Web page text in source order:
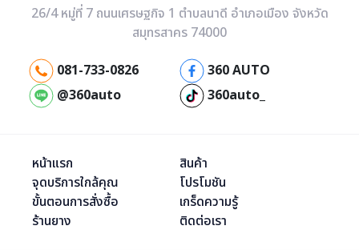
26/4 หมู่ที่ 7 ถนนเศรษฐกิจ 1 ตำบลนาดี อำเภอเมือง จังหวัด
สมุทรสาคร 74000
081-733-0826
360 AUTO
@360auto
360auto_
หน้าแรก
สินค้า
จุดบริการใกล้คุณ
โปรโมชัน
ขั้นตอนการสั่งซื้อ
เกร็ดความรู้
ร้านยาง
ติดต่อเรา